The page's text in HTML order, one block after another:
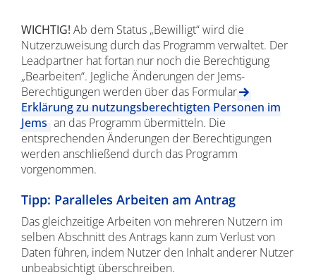
WICHTIG! Ab dem Status „Bewilligt“ wird die
Nutzerzuweisung durch das Programm verwaltet. Der
Leadpartner hat fortan nur noch die Berechtigung
„Bearbeiten“. Jegliche Änderungen der Jems-
Berechtigungen werden über das Formular
Erklärung zu nutzungsberechtigten Personen im
Jems an das Programm übermitteln. Die
entsprechenden Änderungen der Berechtigungen
werden anschließend durch das Programm
vorgenommen.
Tipp: Paralleles Arbeiten am Antrag
Das gleichzeitige Arbeiten von mehreren Nutzern im
selben Abschnitt des Antrags kann zum Verlust von
Daten führen, indem Nutzer den Inhalt anderer Nutzer
unbeabsichtigt überschreiben.